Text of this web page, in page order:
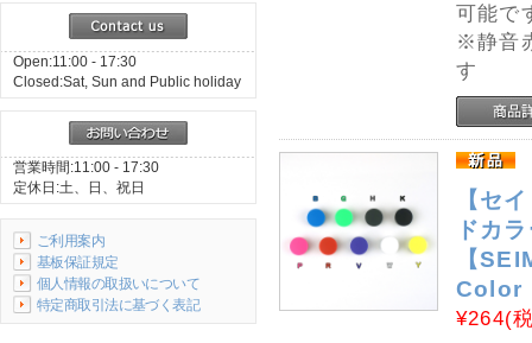
Open:11:00 - 17:30
Closed:Sat, Sun and Public holiday
営業時間:11:00 - 17:30
定休日:土、日、祝日
ご利用案内
基板保証規定
個人情報の取扱いについて
特定商取引法に基づく表記
可能で
※静音
す
【セ
ドカ
【
Color
¥264(